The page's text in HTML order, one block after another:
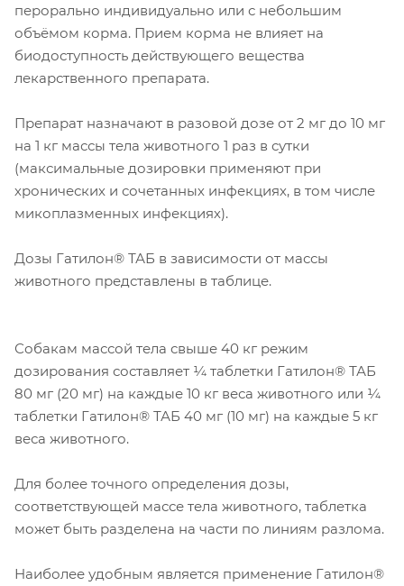
перорально индивидуально или с небольшим
объёмом корма. Прием корма не влияет на
биодоступность действующего вещества
лекарственного препарата.
Препарат назначают в разовой дозе от 2 мг до 10 мг
на 1 кг массы тела животного 1 раз в сутки
(максимальные дозировки применяют при
хронических и сочетанных инфекциях, в том числе
микоплазменных инфекциях).
Дозы Гатилон® ТАБ в зависимости от массы
животного представлены в таблице.
Собакам массой тела свыше 40 кг режим
дозирования составляет ¼ таблетки Гатилон® ТАБ
80 мг (20 мг) на каждые 10 кг веса животного или ¼
таблетки Гатилон® ТАБ 40 мг (10 мг) на каждые 5 кг
веса животного.
Для более точного определения дозы,
соответствующей массе тела животного, таблетка
может быть разделена на части по линиям разлома.
Наиболее удобным является применение Гатилон®